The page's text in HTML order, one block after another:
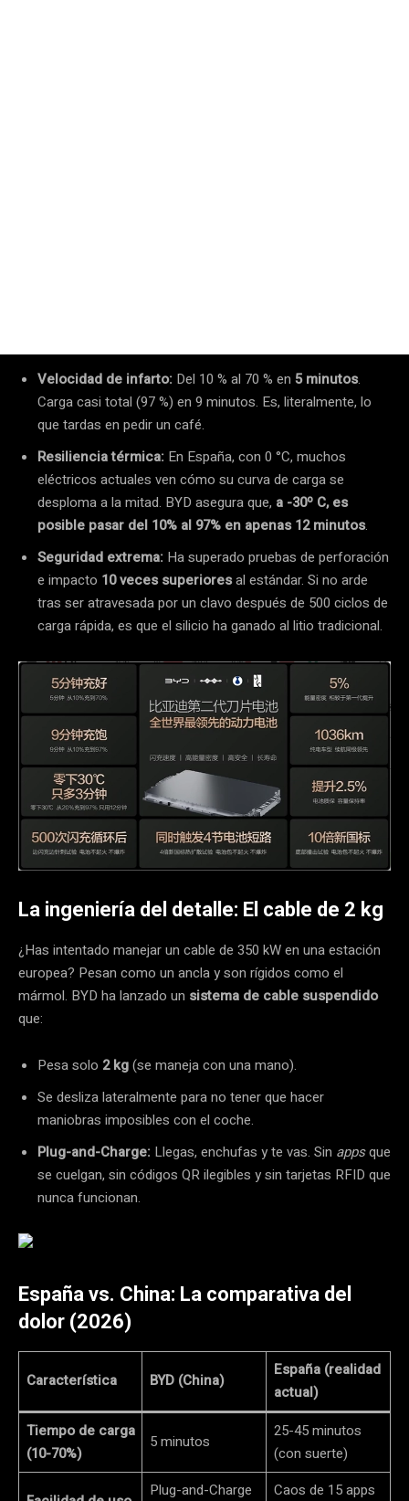
Velocidad de infarto: Del 10 % al 70 % en 5 minutos.
Carga casi total (97 %) en 9 minutos. Es, literalmente, lo
que tardas en pedir un café.
Resiliencia térmica: En España, con 0 °C, muchos
eléctricos actuales ven cómo su curva de carga se
desploma a la mitad. BYD asegura que, a -30º C, es
posible pasar del 10% al 97% en apenas 12 minutos.
Seguridad extrema: Ha superado pruebas de perforación
e impacto 10 veces superioresal estándar. Si no arde
tras ser atravesada por un clavo después de 500 ciclos de
carga rápida, es que el silicio ha ganado al litio tradicional.
La ingeniería del detalle: El cable de 2 kg
¿Has intentado manejar un cable de 350 kW en una estación
europea? Pesan como un ancla y son rígidos como el
mármol. BYD ha lanzado un sistema de cable suspendido
que:
Pesa solo 2 kg(se maneja con una mano).
Se desliza lateralmente para no tener que hacer
maniobras imposibles con el coche.
Plug-and-Charge: Llegas, enchufas y te vas. Sin appsque
se cuelgan, sin códigos QR ilegibles y sin tarjetas RFID que
nunca funcionan.
España vs. China: La comparativa del
dolor (2026)
Característica BYD (China)
España (realidad
actual)
Tiempo de carga
(10-70%)
5 minutos
25-45 minutos
(con suerte)
Plug-and-Charge Caos de 15 apps